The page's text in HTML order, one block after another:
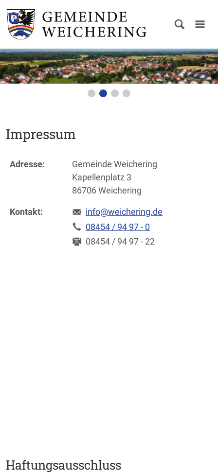
Impressum
Adresse:
Gemeinde Weichering
Kapellenplatz 3
86706 Weichering
Kontakt:
info@weichering.de
08454 / 94 97 - 0
08454 / 94 97 - 22
Haftungsausschluss